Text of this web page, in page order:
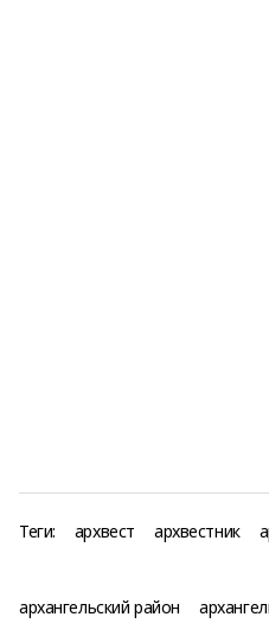
Теги: архвест архвестник
архангельский район